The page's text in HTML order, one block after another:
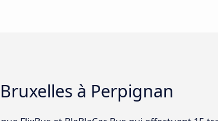
à Perpignan